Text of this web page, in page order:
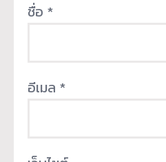
ชื่อ *
อีเมล *